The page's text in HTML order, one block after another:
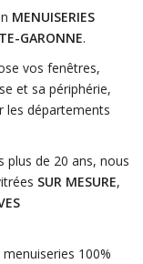
MENUISERIES
GARONNE.
vos fenêtres,
et sa périphérie,
les départements
plus de 20 ans, nous
SUR MESURE,
100%